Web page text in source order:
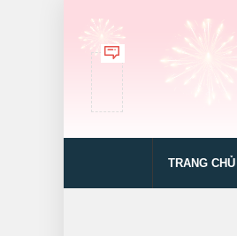
TRANG CHỦ